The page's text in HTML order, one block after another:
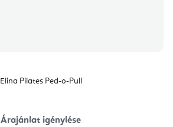
Elina Pilates Ped-o-Pull
Árajánlat igénylése